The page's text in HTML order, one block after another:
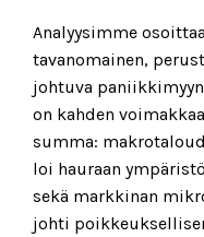
Analyysimme
tavanomainen,
johtuva
on kahden
summa:
loi hauraan
sekä markkinan
johti